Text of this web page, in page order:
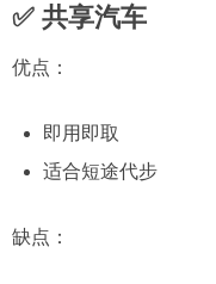
✅ 共享汽车
优点：
即用即取
适合短途代步
缺点：